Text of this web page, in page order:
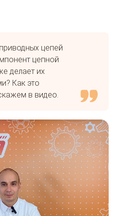
цепей
цепной
делает их
Как это
в видео.